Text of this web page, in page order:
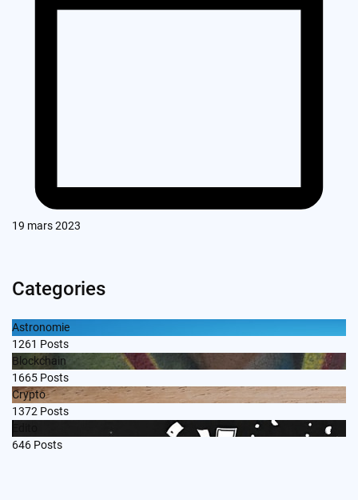
19 mars 2023
Categories
Astronomie
1261 Posts
Blockchain
1665 Posts
Crypto
1372 Posts
646 Posts